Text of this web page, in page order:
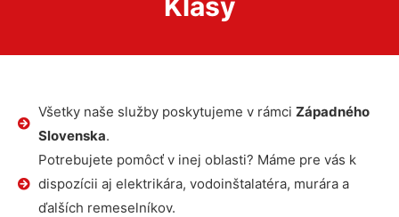
Všetky naše služby poskytujeme v rámci Západného
Slovenska.
Potrebujete pomôcť v inej oblasti? Máme pre vás k
dispozícii aj elektrikára, vodoinštalatéra, murára a
ďalších remeselníkov.